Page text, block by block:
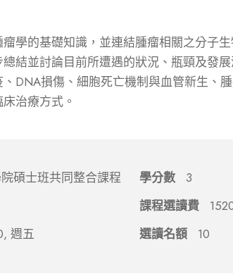
學的基礎知識，並連結腫瘤相關之分子
結並討論目前所遭遇的狀況、瓶頸及發
DNA損傷、細胞死亡機制與血管新生、
治療方式。
碩士班共同整合課程 學分數
3
課程選讀費
週五 選讀名額 10